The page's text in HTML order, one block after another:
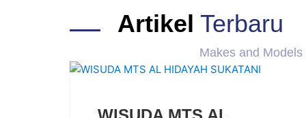
Artikel Terbaru
Makes and Models